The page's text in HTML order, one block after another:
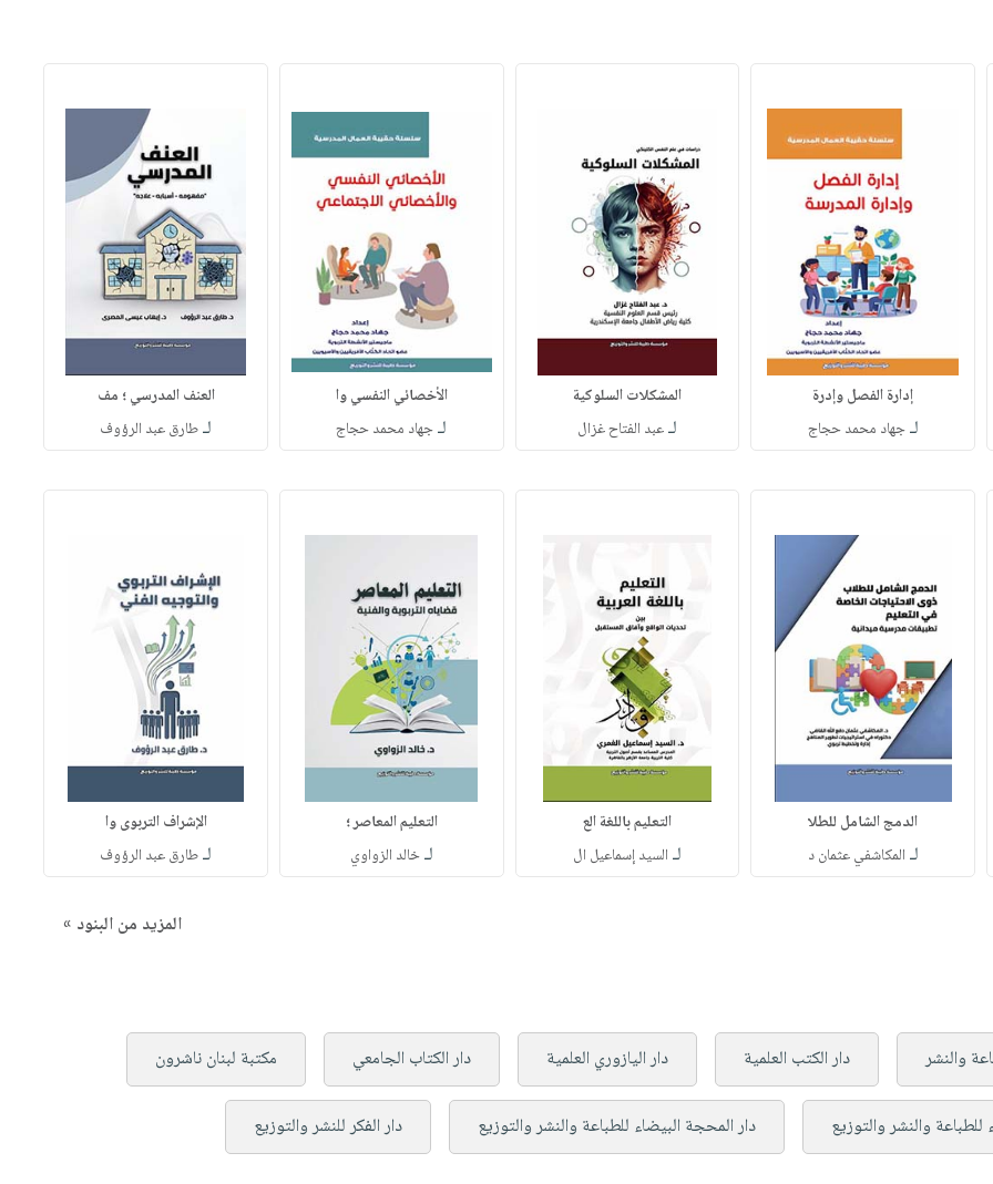
إدارة الفصل وإدرة
لـجهاد محمد حجاج
المشكلات السلوكية
لـعبد الفتاح غزال
الأخصائي النفسي وا
لـجهاد محمد حجاج
العنف المدرسي ؛ مف
لـطارق عبد الرؤوف
الدمج الشامل للطلا
لـ المكاشفي عثمان د
التعليم باللغة الع
لـ السيد إسماعيل ال
التعليم المعاصر ؛
لـخالد الزواوي
الإشراف التربوى وا
لـطارق عبد الرؤوف
المزيد من البنود »
والنشر دار الكتب العلمية دار اليازوري العلمية دار الكتاب الجامعي مكتبة لبنان ناشرون
والنشر والتوزيع دار المحجة البيضاء للطباعة والنشر والتوزيع دار الفكر للنشر والتوزيع